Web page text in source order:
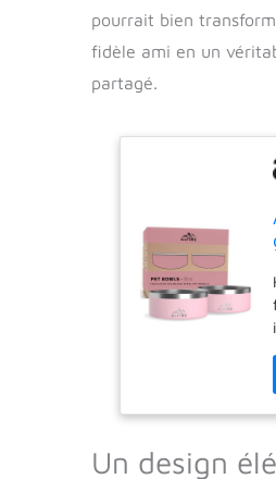
pourrait bien
fidèle ami en un
partagé.
Un design